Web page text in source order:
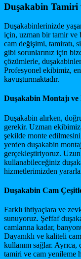
Duşakabin Tamiri
Duşakabinlerinizde
için, uzman bir tamir ve
cam değişimi, tamiratı,
gibi sorunlarınız için
çözümlerle,
Profesyonel ekibimiz,
kavuşturmaktadır.
Duşakabin Montajı
Duşakabin alırken,
gerekir. Uzman
şekilde monte
yerden duşakabin
gerçekleştiriyoruz.
kullanabileceğiniz
hizmetlerimizden
Duşakabin Cam
Farklı ihtiyaçlara ve
sunuyoruz. Şeffaf
camlarına kadar,
Dayanıklı ve kaliteli
kullanım sağlar. Ayrıca,
tamiri ve cam yenileme